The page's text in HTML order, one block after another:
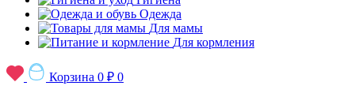
Одежда
Для мамы
Для кормления
Корзина 0 ₽ 0